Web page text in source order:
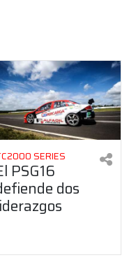
SERIES
PSG16
dos